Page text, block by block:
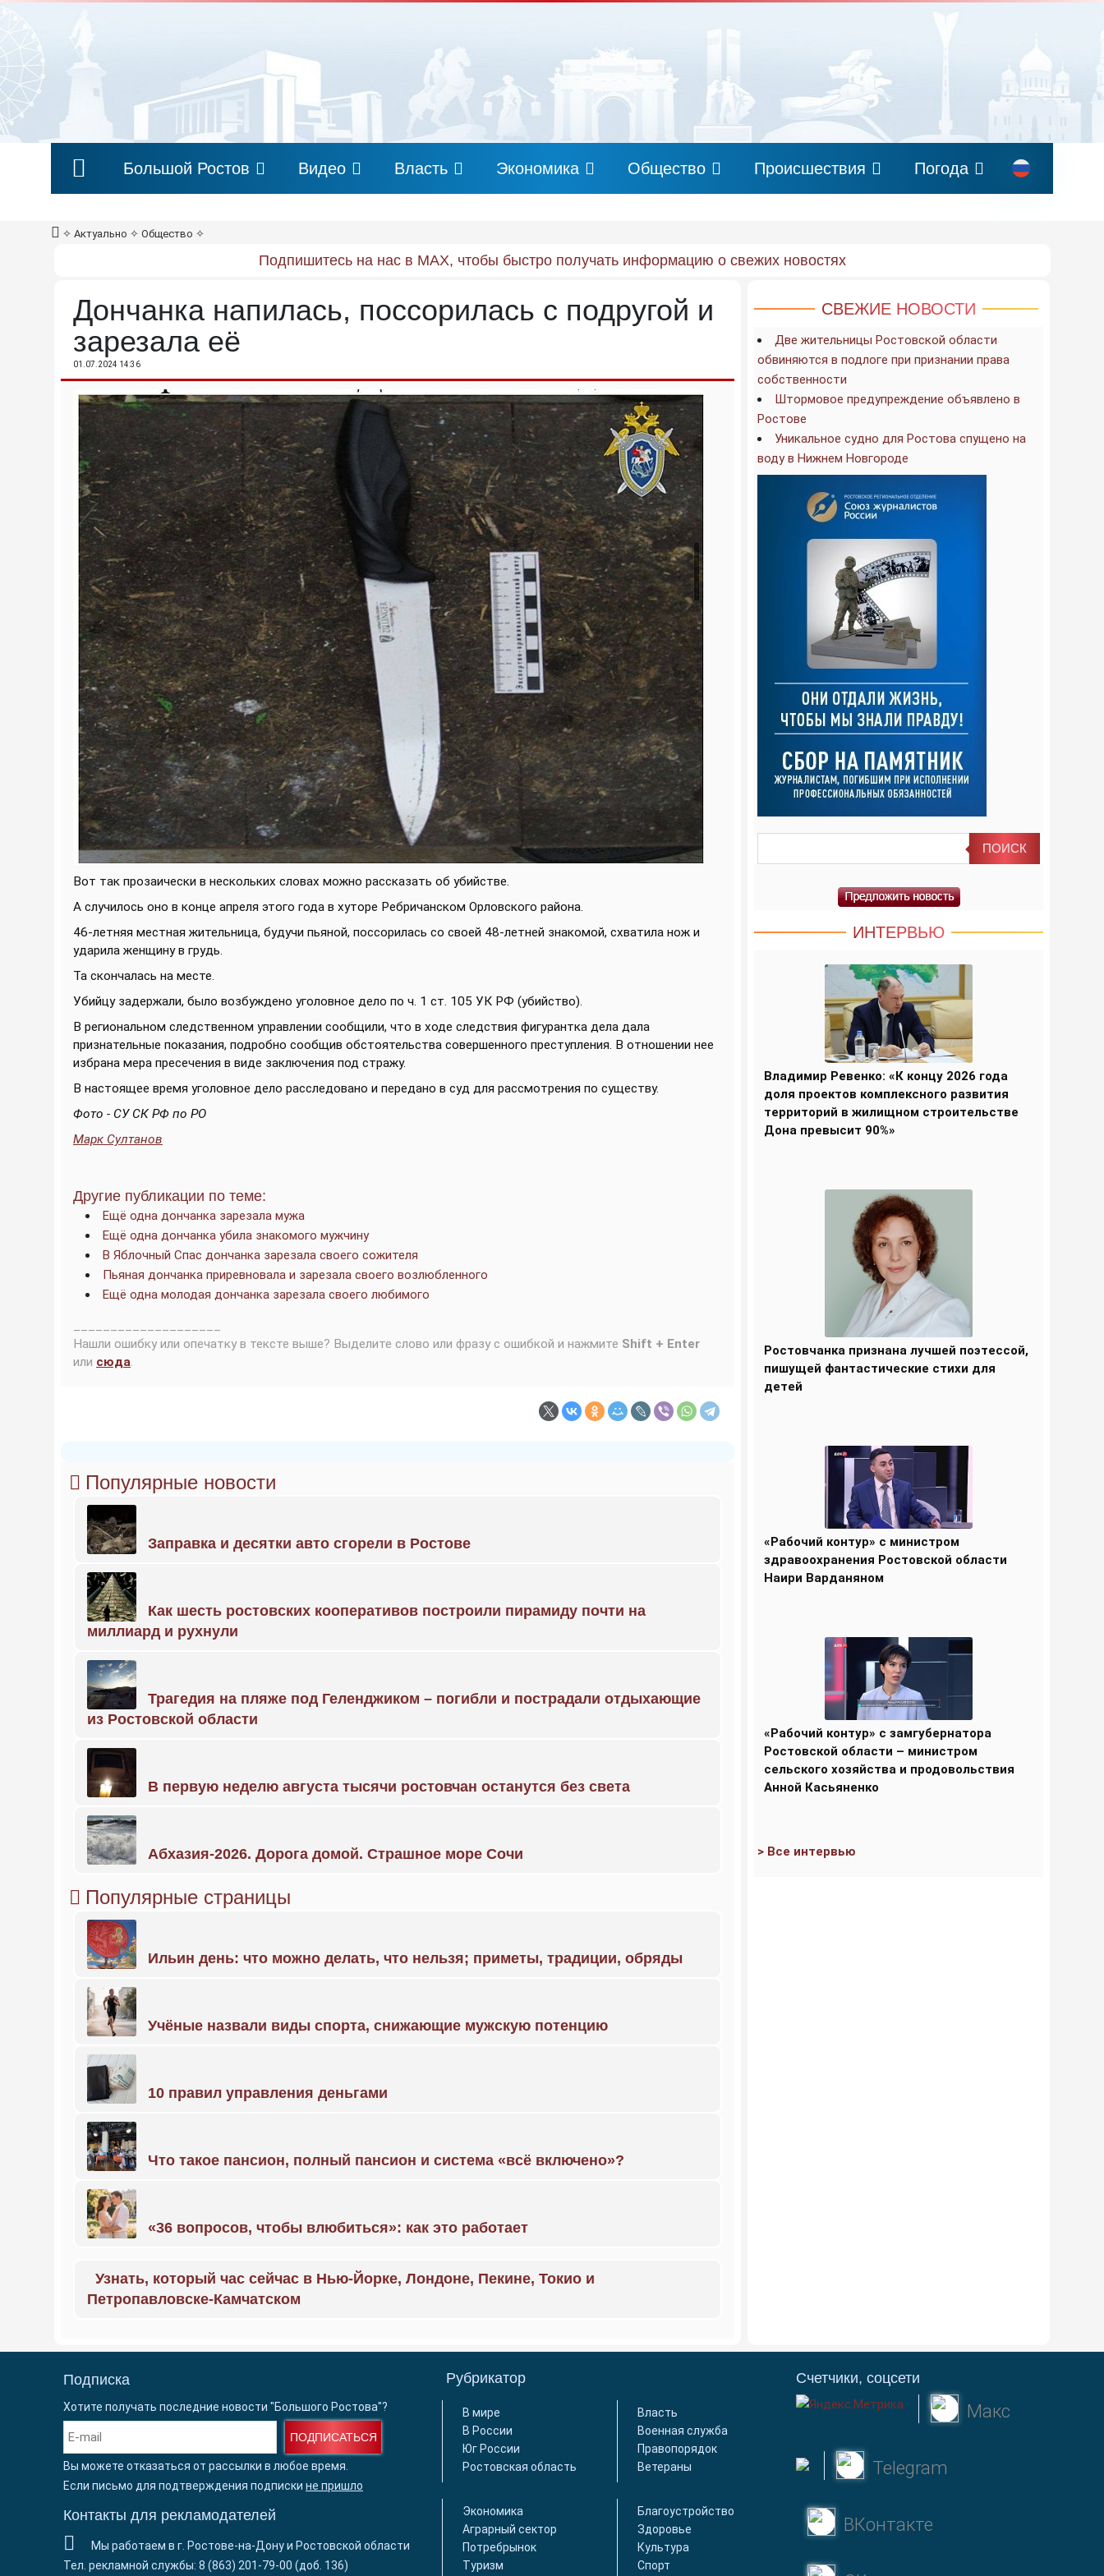
Большой Ростов Видео Власть Экономика Общество Происшествия Погода
✧ Актуально ✧ Общество ✧
Подпишитесь на нас в MAX, чтобы быстро получать информацию о свежих новостях
Дончанка напилась, поссорилась с подругой и
зарезала её
01.07.2024 14:36
Вот так прозаически в нескольких словах можно рассказать об убийстве.
А случилось оно в конце апреля этого года в хуторе Ребричанском Орловского района.
46-летняя местная жительница, будучи пьяной, поссорилась со своей 48-летней знакомой, схватила нож и
ударила женщину в грудь.
Та скончалась на месте.
Убийцу задержали, было возбуждено уголовное дело по ч. 1 ст. 105 УК РФ (убийство).
В региональном следственном управлении сообщили, что в ходе следствия фигурантка дела дала
признательные показания, подробно сообщив обстоятельства совершенного преступления. В отношении нее
избрана мера пресечения в виде заключения под стражу.
В настоящее время уголовное дело расследовано и передано в суд для рассмотрения по существу.
Фото - СУ СК РФ по РО
Марк Султанов
Другие публикации по теме:
Ещё одна дончанка зарезала мужа
Ещё одна дончанка убила знакомого мужчину
В Яблочный Спас дончанка зарезала своего сожителя
Пьяная дончанка приревновала и зарезала своего возлюбленного
Ещё одна молодая дончанка зарезала своего любимого
Нашли ошибку или опечатку в тексте выше? Выделите слово или фразу с ошибкой и нажмите Shift + Enter
или сюда.
Популярные новости
Заправка и десятки авто сгорели в Ростове
Как шесть ростовских кооперативов построили пирамиду почти на
миллиард и рухнули
Трагедия на пляже под Геленджиком – погибли и пострадали отдыхающие
из Ростовской области
В первую неделю августа тысячи ростовчан останутся без света
Абхазия-2026. Дорога домой. Страшное море Сочи
Популярные страницы
Ильин день: что можно делать, что нельзя; приметы, традиции, обряды
Учёные назвали виды спорта, снижающие мужскую потенцию
10 правил управления деньгами
Что такое пансион, полный пансион и система «всё включено»?
«36 вопросов, чтобы влюбиться»: как это работает
Узнать, который час сейчас в Нью-Йорке, Лондоне, Пекине, Токио и
Петропавловске-Камчатском
СВЕЖИЕ НОВОСТИ
Две жительницы Ростовской области
обвиняются в подлоге при признании права
собственности
Штормовое предупреждение объявлено в
Ростове
Уникальное судно для Ростова спущено на
воду в Нижнем Новгороде
ИНТЕРВЬЮ
Владимир Ревенко: «К концу 2026 года
доля проектов комплексного развития
территорий в жилищном строительстве
Дона превысит 90%»
Ростовчанка признана лучшей поэтессой,
пишущей фантастические стихи для
детей
«Рабочий контур» с министром
здравоохранения Ростовской области
Наири Варданяном
«Рабочий контур» с замгубернатора
Ростовской области – министром
сельского хозяйства и продовольствия
Анной Касьяненко
> Все интервью
Подписка
Хотите получать последние новости "Большого Ростова"?
ПОДПИСАТЬСЯ
Вы можете отказаться от рассылки в любое время.
Если письмо для подтверждения подписки не пришло
Контакты для рекламодателей
Мы работаем в г. Ростове-на-Дону и Ростовской области
Тел. рекламной службы: 8 (863) 201-79-00 (доб. 136)
Рубрикатор
В мире
В России
Юг России
Ростовская область
Власть
Военная служба
Правопорядок
Ветераны
Экономика
Аграрный сектор
Потребрынок
Туризм
Благоустройство
Здоровье
Культура
Спорт
Счетчики, соцсети
Макс
Telegram
ВКонтакте